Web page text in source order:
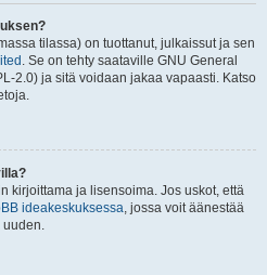
tilassa) on tuottanut, julkaissut ja sen
. Se on tehty saataville GNU General
2.0) ja sitä voidaan jakaa vapaasti. Katso
kirjoittama ja lisensoima. Jos uskot, että
ideakeskuksessa, jossa voit äänestää
uuden.